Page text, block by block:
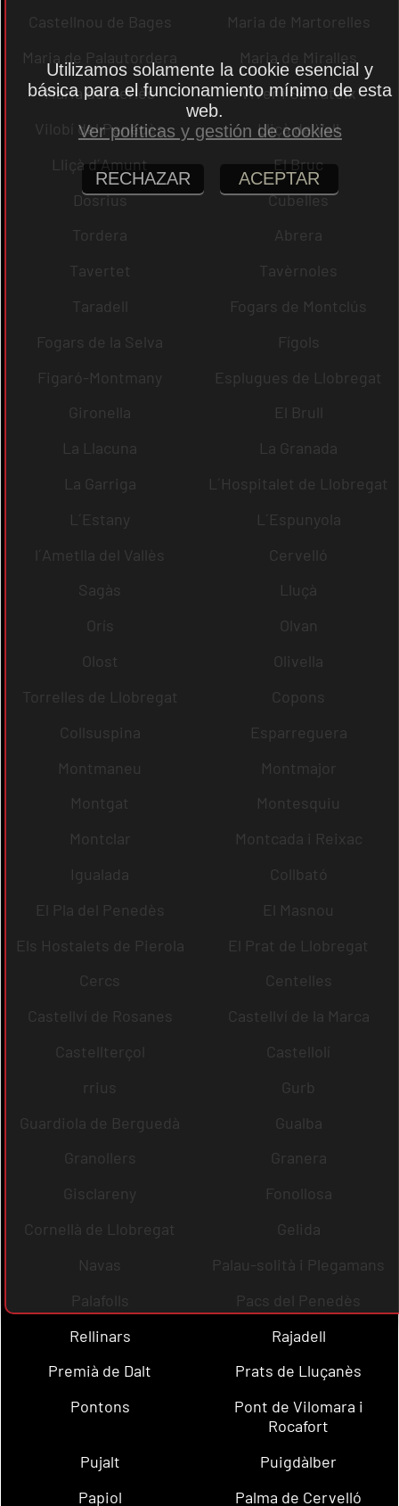
Castellnou de Bages
Maria de Martorelles
Maria de Palautordera
Maria de Miralles
Maria de Merlès
Viver i Serrateix
Vilobí del Penedès
Lliçà de Vall
Lliçà d´Amunt
El Bruc
Dosrius
Cubelles
Tordera
Abrera
Tavertet
Tavèrnoles
Taradell
Fogars de Montclús
Fogars de la Selva
Fígols
Figaró-Montmany
Esplugues de Llobregat
Gironella
El Brull
La Llacuna
La Granada
La Garriga
L´Hospitalet de Llobregat
L´Estany
L´Espunyola
l´Ametlla del Vallès
Cervelló
Sagàs
Lluçà
Orís
Olvan
Olost
Olivella
Torrelles de Llobregat
Copons
Collsuspina
Esparreguera
Montmaneu
Montmajor
Montgat
Montesquiu
Montclar
Montcada i Reixac
Igualada
Collbató
El Pla del Penedès
El Masnou
Els Hostalets de Pierola
El Prat de Llobregat
Cercs
Centelles
Castellví de Rosanes
Castellví de la Marca
Castellterçol
Castellolí
rrius
Gurb
Guardiola de Berguedà
Gualba
Granollers
Granera
Gisclareny
Fonollosa
Cornellà de Llobregat
Gelida
Navas
Palau-solità i Plegamans
Palafolls
Pacs del Penedès
Rellinars
Rajadell
Premià de Dalt
Prats de Lluçanès
Pontons
Pont de Vilomara i
Rocafort
Pujalt
Puigdàlber
Papiol
Palma de Cervelló
Utilizamos solamente la cookie esencial y
básica para el funcionamiento mínimo de esta
web.
Ver políticas y gestión de cookies
RECHAZAR ACEPTAR